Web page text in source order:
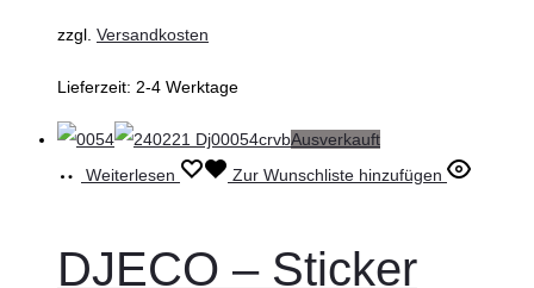
zzgl. Versandkosten
Lieferzeit: 2-4 Werktage
Ausverkauft
Weiterlesen
Zur Wunschliste hinzufügen
DJECO – Sticker